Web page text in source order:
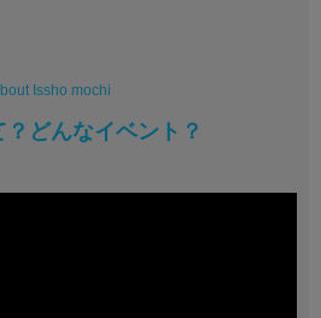
Issho mochi
？どんなイベント？